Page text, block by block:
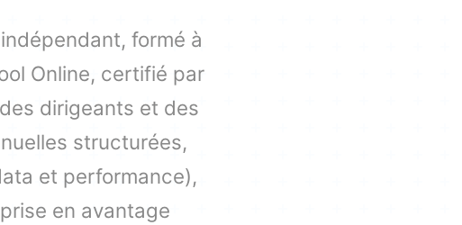
formé à
Online, certifié par
dirigeants et des
structurées,
et performance),
en avantage